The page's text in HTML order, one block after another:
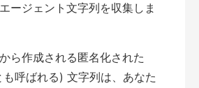
ージェント文字列を収集しま
ら作成される匿名化された
呼ばれる) 文字列は、あなた